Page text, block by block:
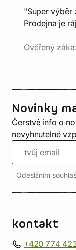
"Super výběr
Prodejna je
Ověřený
Novinky
Čerstvé info o
nevyhnutelné
Odesláním
kontakt
+420 774